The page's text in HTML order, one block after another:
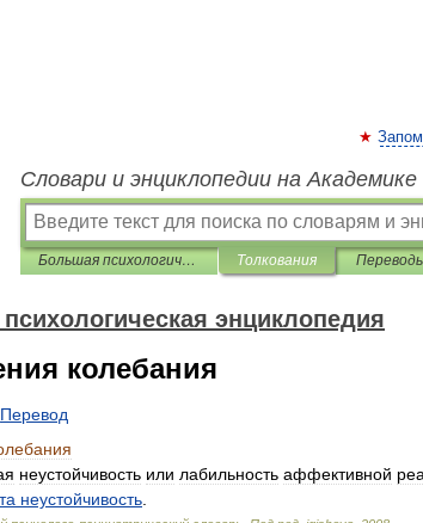
Словари и энциклопедии на Академике
Большая психологическая энциклопедия Толкования
энциклопедия
колебания
Перевод
неустойчивость или лабильность аффективной
неустойчивость